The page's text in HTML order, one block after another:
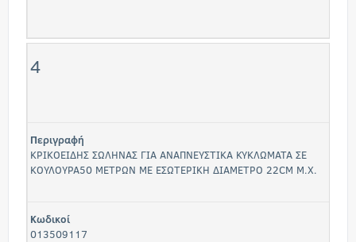
4
Περιγραφή
ΚΡΙΚΟΕΙΔΗΣ ΣΩΛΗΝΑΣ ΓΙΑ ΑΝΑΠΝΕΥΣΤΙΚΑ ΚΥΚΛΩΜΑΤΑ ΣΕ
ΚΟΥΛΟΥΡΑ50 ΜΕΤΡΩΝ ΜΕ ΕΣΩΤΕΡΙΚΗ ΔΙΑΜΕΤΡΟ 22CM Μ.Χ.
Κωδικοί
013509117